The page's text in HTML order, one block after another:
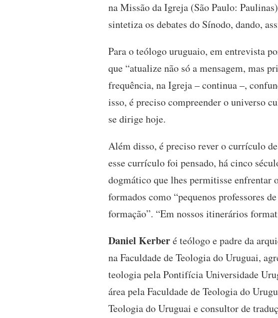
na Missão da Igreja (São Paulo:
sintetiza os debates do Sínodo, dando,
Para o teólogo uruguaio, em entrevista
que “atualize não só a mensagem, mas
frequência, na Igreja – continua –,
isso, é preciso compreender o universo
se dirige hoje.
Além disso, é preciso rever o currículo
esse currículo foi pensado, há cinco
dogmático que lhes permitisse enfrentar
formados como “pequenos professores
formação”. “Em nossos itinerários
Daniel Kerberé teólogo e padre da
na Faculdade de Teologia do Uruguai,
teologia pela Pontifícia Universidade
área pela Faculdade de Teologia do
Teologia do Uruguai e consultor de